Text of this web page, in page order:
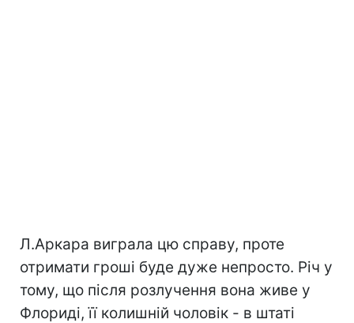
Л.Аркара виграла цю справу, проте
отримати гроші буде дуже непросто. Річ у
тому, що після розлучення вона живе у
Флориді, її колишній чоловік - в штаті